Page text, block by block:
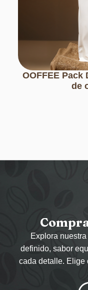
OOFFEE Pack
de
Explora
definido, sabor
cada detalle. Elige